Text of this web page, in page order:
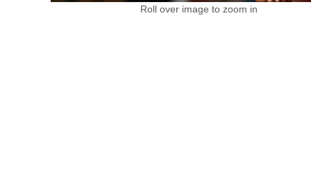
Roll over image to zoom in